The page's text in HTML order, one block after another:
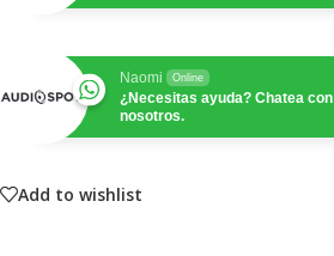
Naomi Online
¿Necesitas ayuda? Chatea con
nosotros.
Add to wishlist